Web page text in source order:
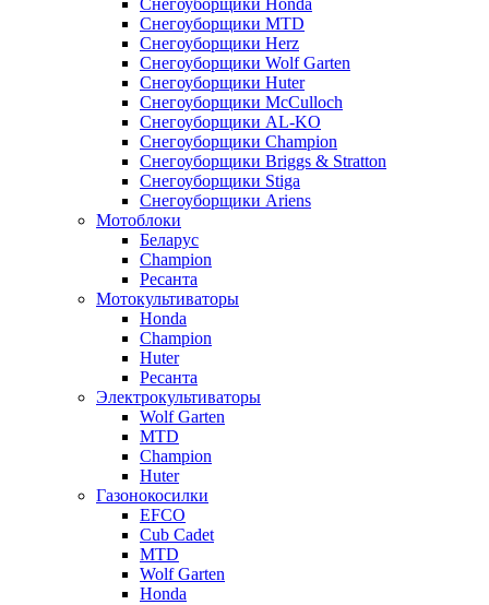
Снегоуборщики Honda
Снегоуборщики MTD
Снегоуборщики Herz
Снегоуборщики Wolf Garten
Снегоуборщики Huter
Снегоуборщики McCulloch
Снегоуборщики AL-KO
Снегоуборщики Champion
Снегоуборщики Briggs & Stratton
Снегоуборщики Stiga
Снегоуборщики Ariens
Мотоблоки
Беларус
Champion
Ресанта
Мотокультиваторы
Honda
Champion
Huter
Ресанта
Электрокультиваторы
Wolf Garten
MTD
Champion
Huter
Газонокосилки
EFCO
Cub Cadet
MTD
Wolf Garten
Honda